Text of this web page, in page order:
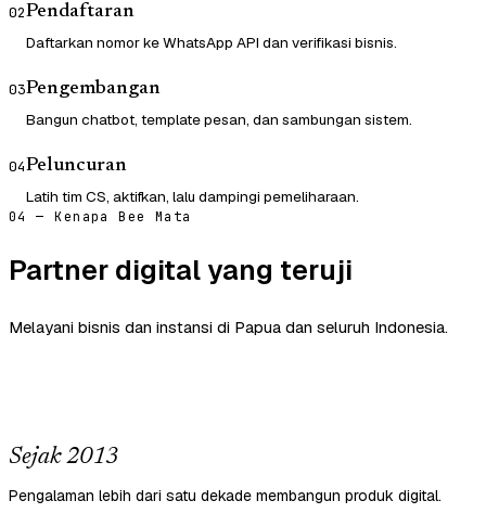
02Pendaftaran
Daftarkan nomor ke WhatsApp API dan verifikasi bisnis.
03Pengembangan
Bangun chatbot, template pesan, dan sambungan sistem.
04Peluncuran
Latih tim CS, aktifkan, lalu dampingi pemeliharaan.
04 — Kenapa Bee Mata
Partner digital yang teruji
Melayani bisnis dan instansi di Papua dan seluruh Indonesia.
Sejak 2013
Pengalaman lebih dari satu dekade membangun produk digital.